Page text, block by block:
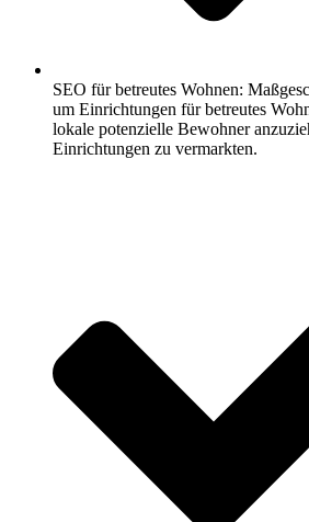
SEO für betreutes Wohnen:
um Einrichtungen für betreutes
lokale potenzielle Bewohner
Einrichtungen zu vermarkten.